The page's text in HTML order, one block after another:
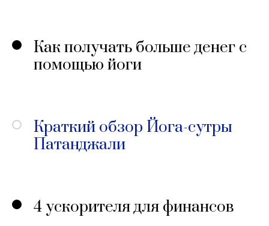
Как получать больше денег с
помощью йоги
Краткий обзор Йога-сутры
Патанджали
4 ускорителя для финансов